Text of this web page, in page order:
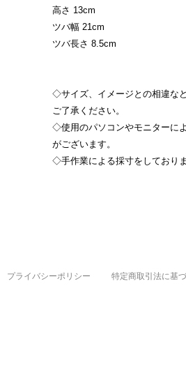
高さ 13cm
ツバ幅 21cm
ツバ長さ 8.5cm
◇サイズ、イメージとの相違な
ご了承ください。
◇使用のパソコンやモニターに
がございます。
◇手作業による採寸をしており
プライバシーポリシー 特定商取引法に基